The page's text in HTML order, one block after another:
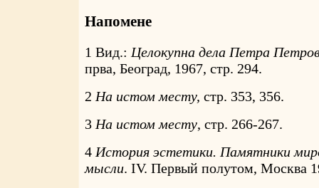
Напомене
1 Вид.: Целокупна дела Петра
прва, Београд, 1967, стр. 294.
2 На истом месту, стр. 353, 356.
3 На истом месту, стр. 266-267.
4 История эстетики. Памятники
мысли. IV. Первый полутом, Москва